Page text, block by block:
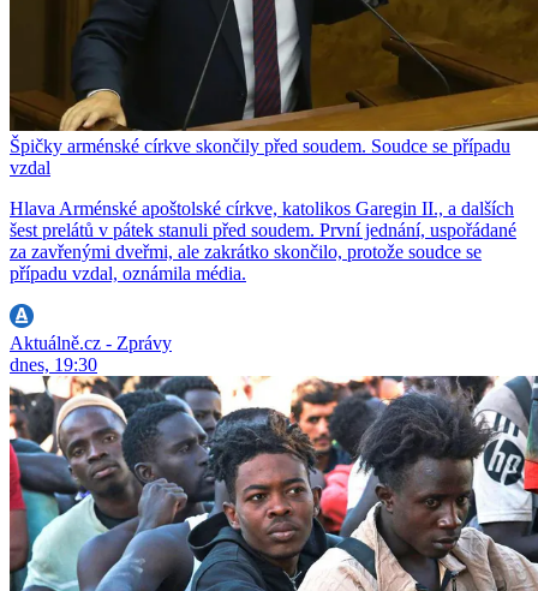
Špičky arménské církve skončily před soudem. Soudce se případu
vzdal
Hlava Arménské apoštolské církve, katolikos Garegin II., a dalších
šest prelátů v pátek stanuli před soudem. První jednání, uspořádané
za zavřenými dveřmi, ale zakrátko skončilo, protože soudce se
případu vzdal, oznámila média.
Aktuálně.cz - Zprávy
dnes, 19:30